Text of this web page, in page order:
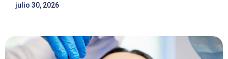
julio 30, 2026